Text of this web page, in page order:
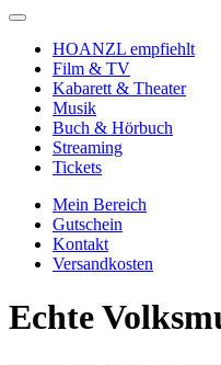
HOANZL empfiehlt
Film & TV
Kabarett & Theater
Musik
Buch & Hörbuch
Streaming
Tickets
Mein Bereich
Gutschein
Kontakt
Versandkosten
Echte